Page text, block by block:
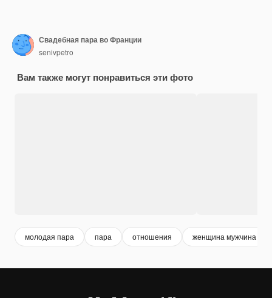
Свадебная пара во Франции
senivpetro
Вам также могут понравиться эти фото
молодая пара пара отношения женщина мужчина